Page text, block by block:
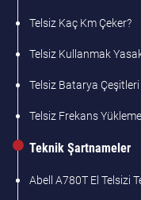
Telsiz Kaç Km Çeker?
Telsiz Kullanmak
Telsiz Batarya
Telsiz Frekans
Teknik Şartnameler
Abell A780T El Telsizi